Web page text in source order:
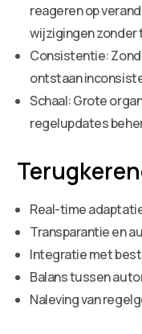
reageren op
wijzigingen
Consistentie:
ontstaan
Schaal: Grote
regelupdates
Real-time
Transparantie en
Integratie met
Balans tussen
Naleving van